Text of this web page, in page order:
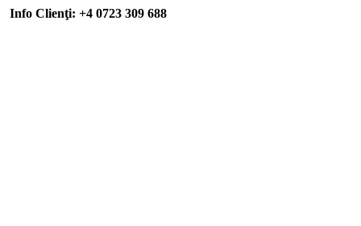
Info Clienţi: +4 0723 309 688